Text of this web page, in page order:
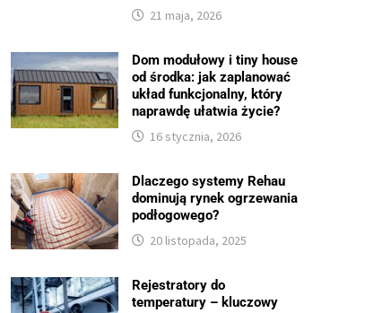
21 maja, 2026
Dom modułowy i tiny house
od środka: jak zaplanować
układ funkcjonalny, który
naprawdę ułatwia życie?
16 stycznia, 2026
Dlaczego systemy Rehau
dominują rynek ogrzewania
podłogowego?
20 listopada, 2025
Rejestratory do
temperatury – kluczowy